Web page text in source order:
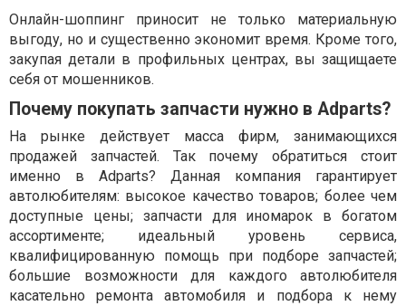
Онлайн-шоппинг приносит не только материальную
выгоду, но и существенно экономит время. Кроме того,
закупая детали в профильных центрах, вы защищаете
себя от мошенников.
Почему покупать запчасти нужно в Adparts?
На рынке действует масса фирм, занимающихся
продажей запчастей. Так почему обратиться стоит
именно в Adparts? Данная компания гарантирует
автолюбителям: высокое качество товаров; более чем
доступные цены; запчасти для иномарок в богатом
ассортименте; идеальный уровень сервиса,
квалифицированную помощь при подборе запчастей;
большие возможности для каждого автолюбителя
касательно ремонта автомобиля и подбора к нему